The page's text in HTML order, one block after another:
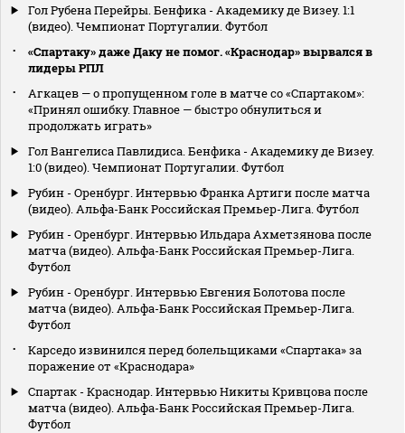
Гол Рубена Перейры. Бенфика - Академику де Визеу. 1:1
(видео). Чемпионат Португалии. Футбол
«Спартаку» даже Даку не помог. «Краснодар» вырвался в
лидеры РПЛ
Агкацев — о пропущенном голе в матче со «Спартаком»:
«Принял ошибку. Главное — быстро обнулиться и
продолжать играть»
Гол Вангелиса Павлидиса. Бенфика - Академику де Визеу.
1:0 (видео). Чемпионат Португалии. Футбол
Рубин - Оренбург. Интервью Франка Артиги после матча
(видео). Альфа-Банк Российская Премьер-Лига. Футбол
Рубин - Оренбург. Интервью Ильдара Ахметзянова после
матча (видео). Альфа-Банк Российская Премьер-Лига.
Футбол
Рубин - Оренбург. Интервью Евгения Болотова после
матча (видео). Альфа-Банк Российская Премьер-Лига.
Футбол
Карседо извинился перед болельщиками «Спартака» за
поражение от «Краснодара»
Спартак - Краснодар. Интервью Никиты Кривцова после
матча (видео). Альфа-Банк Российская Премьер-Лига.
Футбол